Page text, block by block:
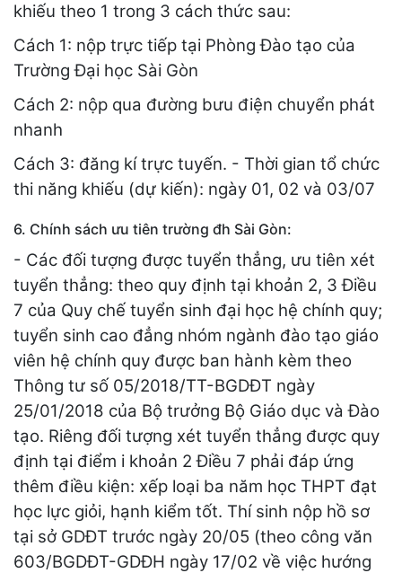
khiếu theo 1 trong 3 cách thức sau:
Cách 1: nộp trực tiếp tại Phòng Đào tạo của
Trường Đại học Sài Gòn
Cách 2: nộp qua đường bưu điện chuyển phát
nhanh
Cách 3: đăng kí trực tuyến. - Thời gian tổ chức
thi năng khiếu (dự kiến): ngày 01, 02 và 03/07
6. Chính sách ưu tiên trường đh Sài Gòn:
- Các đối tượng được tuyển thẳng, ưu tiên xét
tuyển thẳng: theo quy định tại khoản 2, 3 Điều
7 của Quy chế tuyển sinh đại học hệ chính quy;
tuyển sinh cao đẳng nhóm ngành đào tạo giáo
viên hệ chính quy được ban hành kèm theo
Thông tư số 05/2018/TT-BGDĐT ngày
25/01/2018 của Bộ trưởng Bộ Giáo dục và Đào
tạo. Riêng đối tượng xét tuyển thẳng được quy
định tại điểm i khoản 2 Điều 7 phải đáp ứng
thêm điều kiện: xếp loại ba năm học THPT đạt
học lực giỏi, hạnh kiểm tốt. Thí sinh nộp hồ sơ
tại sở GDĐT trước ngày 20/05 (theo công văn
603/BGDĐT-GDĐH ngày 17/02 về việc hướng